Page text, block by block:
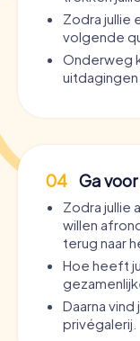
Zodra jullie
volgende
Onderweg
uitdagingen
04 Ga
Zodra jullie
willen
terug naar
Hoe heeft
Daarna vind
privégalerij.